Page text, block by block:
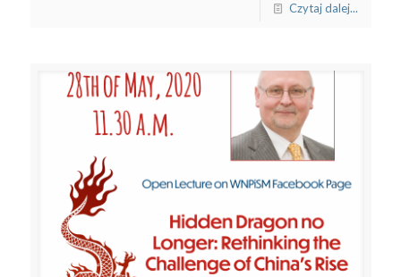
Czytaj dalej...